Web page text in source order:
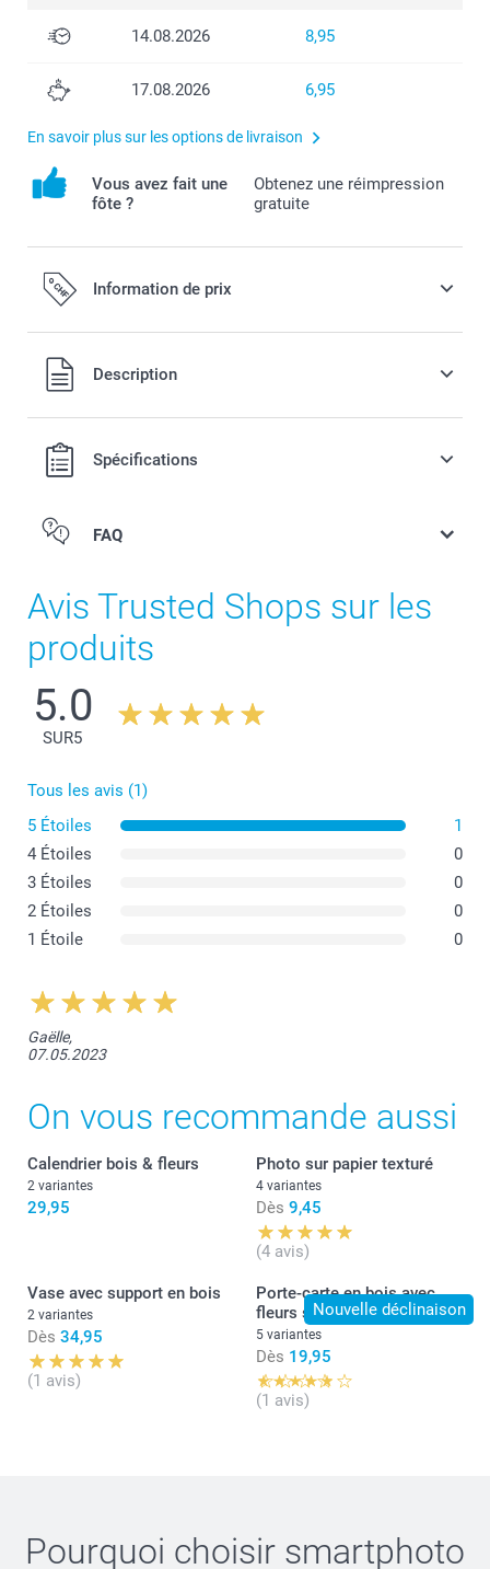
14.08.2026 8,95
17.08.2026 6,95
En savoir plus sur les options de livraison
Vous avez fait une
fôte ?
Obtenez une réimpression
gratuite
Information de prix
Tous les prix sont en francs suisses (CHF), TVA incluse et
hors frais de port.
Description
Spécifications
FAQ
Avis Trusted Shops sur les
produits
5.0
SUR5
Tous les avis (1)
5 Étoiles
1
4 Étoiles
0
3 Étoiles
0
2 Étoiles
0
1 Étoile
0
Gaëlle,
07.05.2023
On vous recommande aussi
Calendrier bois & fleurs
2 variantes
29,95
Photo sur papier texturé
4 variantes
Dès 9,45
(4 avis)
Vase avec support en bois
2 variantes
Dès 34,95
(1 avis)
Nouvelle déclinaison
Porte-carte en bois avec
fleurs séchées
5 variantes
Dès 19,95
(1 avis)
Pourquoi choisir smartphoto